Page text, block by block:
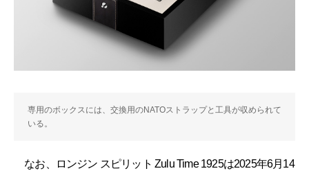
専用のボックスには、交換用のNATOストラップと工具が収められて
いる。
なお、ロンジン スピリット Zulu Time 1925は2025年6月14